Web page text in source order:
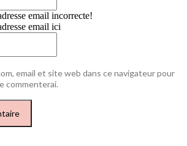
email incorrecte!
email ici
email et site web dans ce navigateur pour
commenterai.